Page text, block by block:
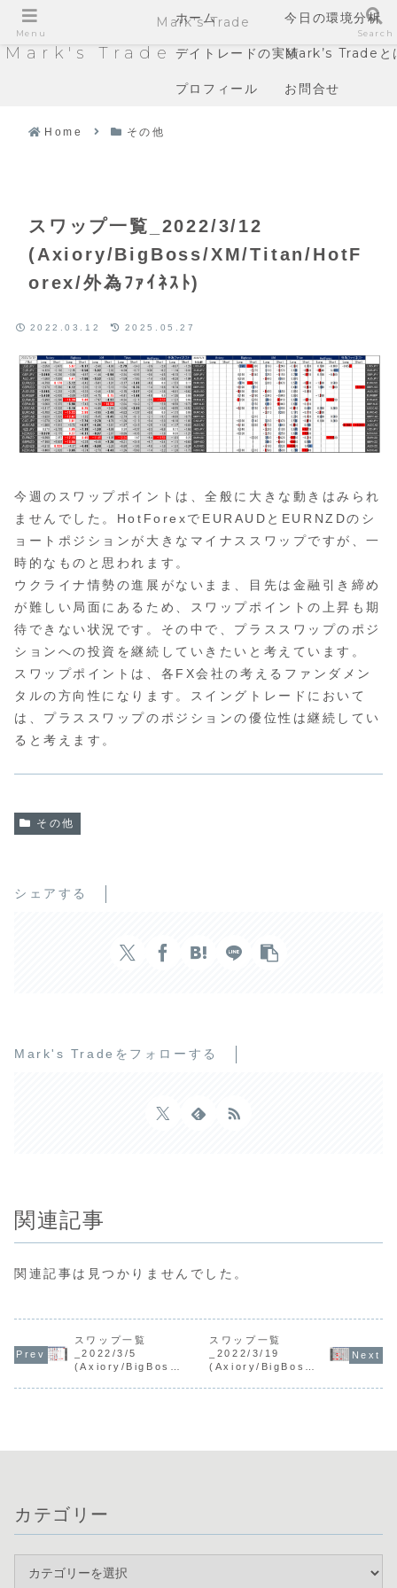
Mark's Trade
ホーム 今日の環境分析
デイトレードの実績Mark’s Tradeと
プロフィール お問合せ
Home その他
スワップ一覧_2022/3/12
(Axiory/BigBoss/XM/Titan/HotF
orex/外為ﾌｧｲﾈｽﾄ)
2022.03.12 2025.05.27
今週のスワップポイントは、全般に大きな動きはみられ
ませんでした。HotForexでEURAUDとEURNZDのシ
ョートポジションが大きなマイナススワップですが、一
時的なものと思われます。
ウクライナ情勢の進展がないまま、目先は金融引き締め
が難しい局面にあるため、スワップポイントの上昇も期
待できない状況です。その中で、プラススワップのポジ
ションへの投資を継続していきたいと考えています。
スワップポイントは、各FX会社の考えるファンダメン
タルの方向性になります。スイングトレードにおいて
は、プラススワップのポジションの優位性は継続してい
ると考えます。
その他
シェアする
Mark's Tradeをフォローする
関連記事
関連記事は見つかりませんでした。
スワップ一覧
_2022/3/5
(Axiory/BigBoss/
スワップ一覧
_2022/3/19
(Axiory/BigBoss/
カテゴリー
Menu
Mark's Trade
Search